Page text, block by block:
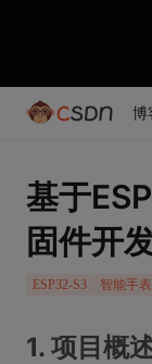
博
基于
固件开
ESP32-S3 智能手表
1. 项目概